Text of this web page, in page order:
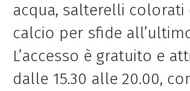
acqua, salterelli colorati
calcio per sfide
L’accesso è gratuito e
dalle 15.30 alle 20.00,